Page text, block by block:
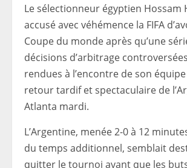
Le sélectionneur égyptien Hossam
accusé avec véhémence la FIFA
Coupe du monde après qu’une
décisions d’arbitrage
rendues à l’encontre de son
retour tardif et spectaculaire de
Atlanta mardi.
L’Argentine, menée 2-0 à 12
du temps additionnel, semblait
quitter le tournoi avant que les